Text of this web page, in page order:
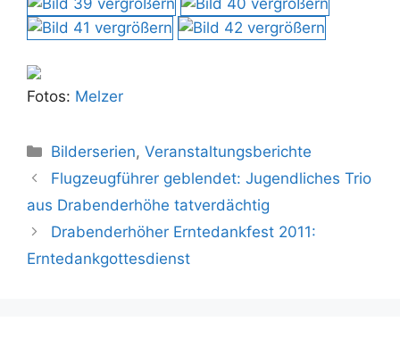
Fotos: Melzer
Kategorien
Bilderserien,Veranstaltungsberichte
Flugzeugführer geblendet: Jugendliches Trio
aus Drabenderhöhe tatverdächtig
Drabenderhöher Erntedankfest 2011:
Erntedankgottesdienst